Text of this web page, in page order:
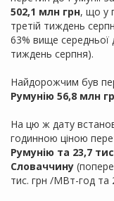
502,1 млн грн, що у
третій тиждень
63% вище середньої
тиждень серпня).
Найдорожчим був
Румунію 56,8 млн
На цю ж дату
годинною ціною
Румунію та 23,7
Словаччину
тис. грн /МВт-год та